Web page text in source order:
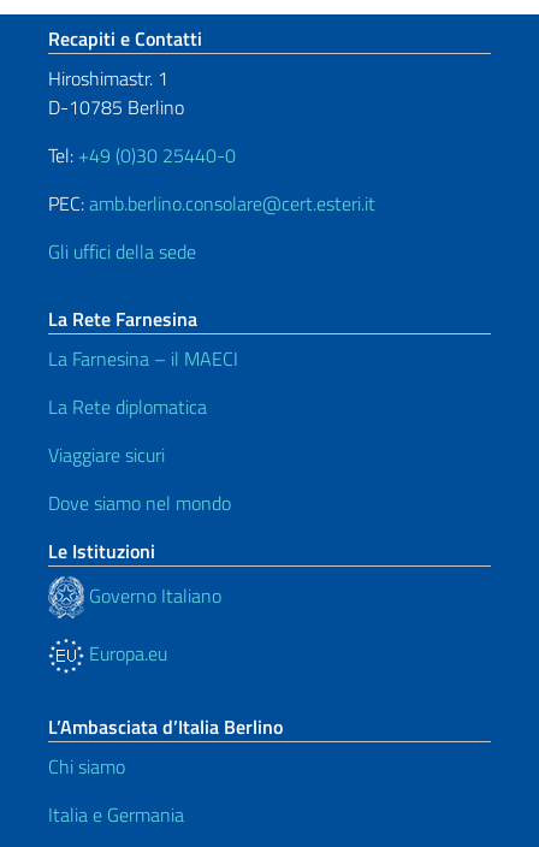
Sezione footer
Recapiti e Contatti
Hiroshimastr. 1
D-10785 Berlino
Tel: +49 (0)30 25440-0
PEC:amb.berlino.consolare@cert.esteri.it
Gli uffici della sede
La Rete Farnesina
La Farnesina – il MAECI
La Rete diplomatica
Viaggiare sicuri
Dove siamo nel mondo
Le Istituzioni
Governo Italiano
Europa.eu
L’Ambasciata d’Italia Berlino
Chi siamo
Italia e Germania